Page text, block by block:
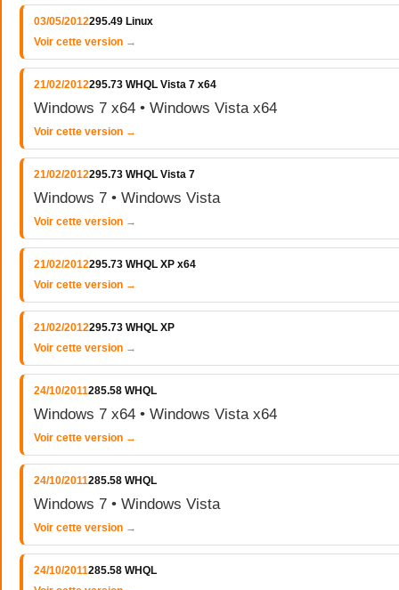
03/05/2012295.49 Linux
Voir cette version →
21/02/2012295.73 WHQL Vista 7 x64
Windows 7 x64 • Windows Vista x64
Voir cette version →
21/02/2012295.73 WHQL Vista 7
Windows 7 • Windows Vista
Voir cette version →
21/02/2012295.73 WHQL XP x64
Voir cette version →
21/02/2012295.73 WHQL XP
Voir cette version →
24/10/2011285.58 WHQL
Windows 7 x64 • Windows Vista x64
Voir cette version →
24/10/2011285.58 WHQL
Windows 7 • Windows Vista
Voir cette version →
24/10/2011285.58 WHQL